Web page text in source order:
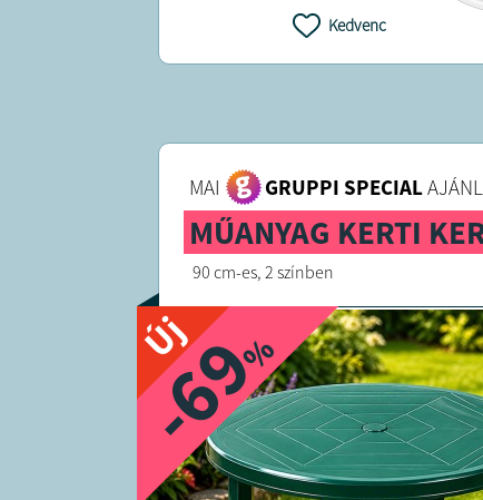
Kedvenc
MAI GRUPPI SPECIAL
MŰANYAG KERTI
90 cm-es, 2 színben
Új
-69
%